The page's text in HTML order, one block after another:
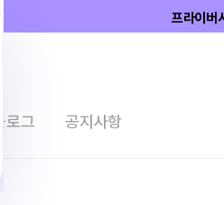
프라이버
블로그 공지사항